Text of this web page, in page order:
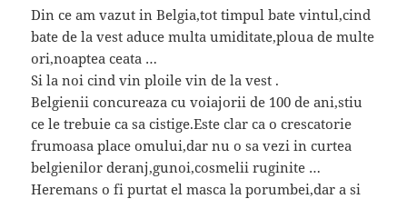
Din ce am vazut in Belgia,tot timpul bate vintul,cind
bate de la vest aduce multa umiditate,ploua de multe
ori,noaptea ceata …
Si la noi cind vin ploile vin de la vest .
Belgienii concureaza cu voiajorii de 100 de ani,stiu
ce le trebuie ca sa cistige.Este clar ca o crescatorie
frumoasa place omului,dar nu o sa vezi in curtea
belgienilor deranj,gunoi,cosmelii ruginite …
Heremans o fi purtat el masca la porumbei,dar a si